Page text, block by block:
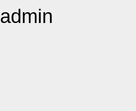
admin